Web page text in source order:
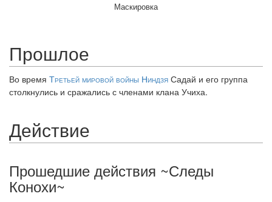
Маскировка
Прошлое
Во время Третьей мировой войны Ниндзя Садай и его группа
столкнулись и сражались с членами клана Учиха.
Действие
Прошедшие действия ~Следы
Конохи~